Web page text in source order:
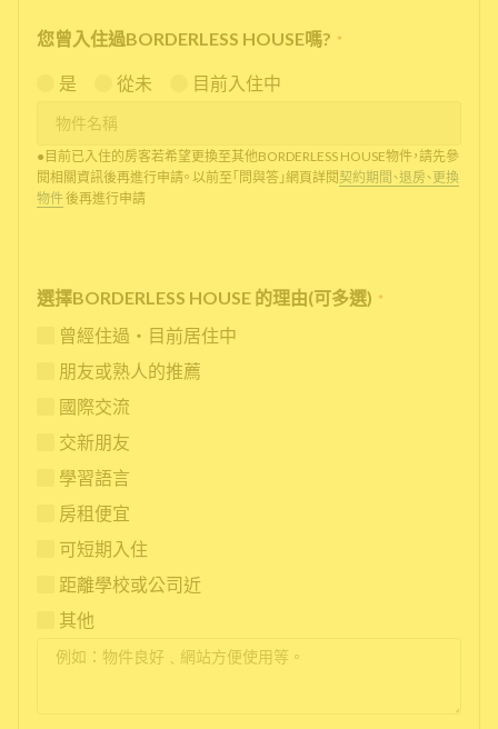
您曾入住過BORDERLESS HOUSE嗎? *
是 從未 目前入住中
●目前已入住的房客若希望更換至其他BORDERLESS HOUSE物件，請先參
閱相關資訊後再進行申請。 以前至「問與答」網頁詳閱 契約期間、退房、更換
物件後再進行申請
選擇BORDERLESS HOUSE 的理由(可多選) *
曾經住過・目前居住中
朋友或熟人的推薦
國際交流
交新朋友
學習語言
房租便宜
可短期入住
距離學校或公司近
其他